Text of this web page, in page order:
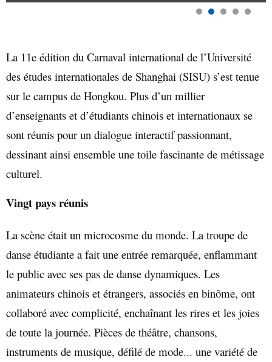
La 11e édition du Carnaval international de l’Université
des études internationales de Shanghai (SISU) s’est tenue
sur le campus de Hongkou. Plus d’un millier
d’enseignants et d’étudiants chinois et internationaux se
sont réunis pour un dialogue interactif passionnant,
dessinant ainsi ensemble une toile fascinante de métissage
culturel.
Vingt pays réunis
La scène était un microcosme du monde. La troupe de
danse étudiante a fait une entrée remarquée, enflammant
le public avec ses pas de danse dynamiques. Les
animateurs chinois et étrangers, associés en binôme, ont
collaboré avec complicité, enchaînant les rires et les joies
de toute la journée. Pièces de théâtre, chansons,
instruments de musique, défilé de mode... une variété de